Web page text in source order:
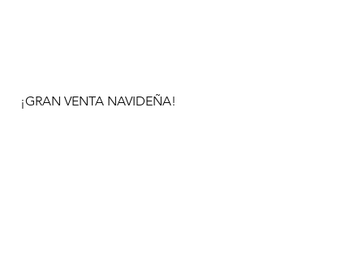
¡GRAN VENTA NAVIDEÑA!